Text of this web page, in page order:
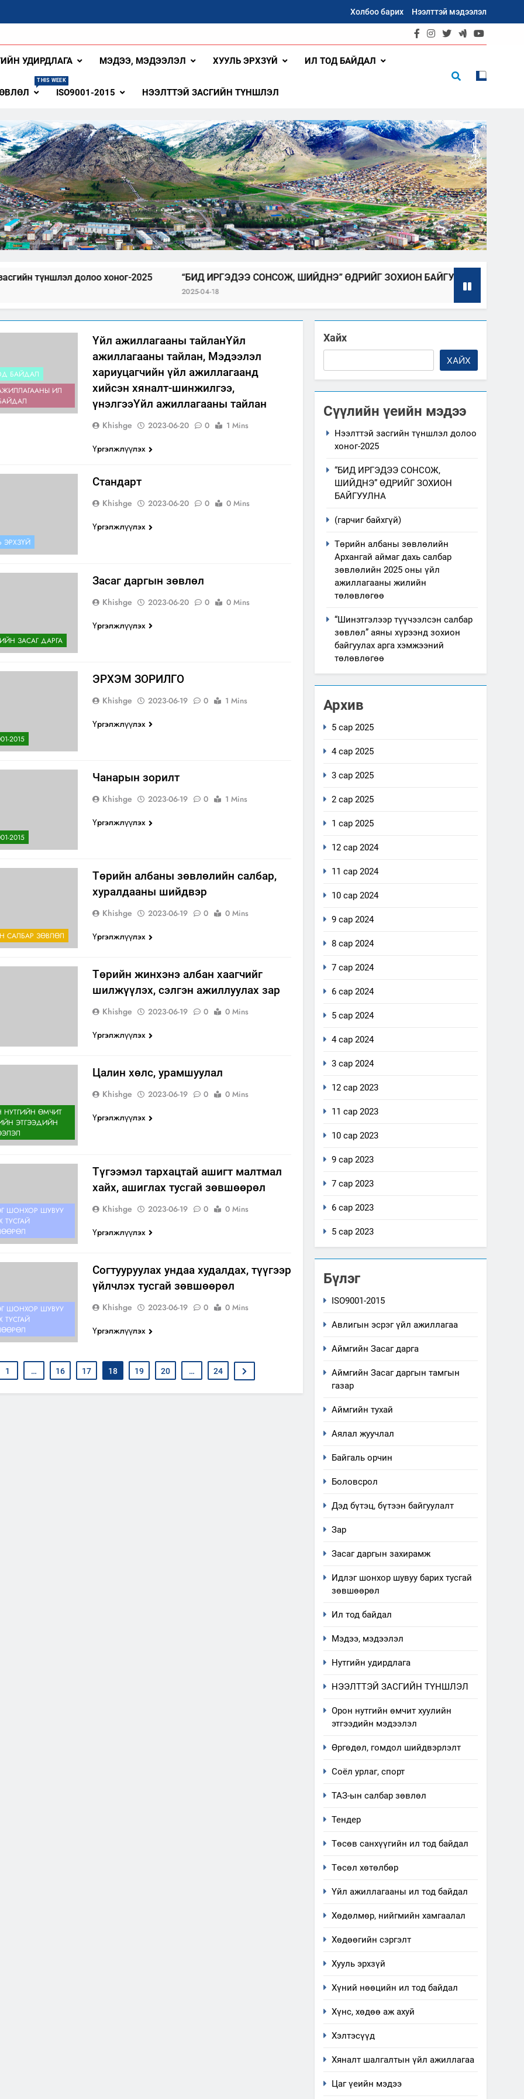
Холбоо барих Нээлттэй мэдээлэл
Аймаг
УДИРДЛАГА МЭДЭЭ, МЭДЭЭЛЭЛ ХУУЛЬ ЭРХЗҮЙ ИЛ ТОД БАЙДАЛ
THIS WEEK
ISO9001-2015 НЭЭЛТТЭЙ ЗАСГИЙН ТҮНШЛЭЛ
долоо хоног-2025 “БИД ИРГЭДЭЭ СОНСОЖ, ШИЙДНЭ” ӨДРИЙГ ЗОХИОН БАЙГУУЛНА 2025-04-08
БАЙДАЛ
ИЛ
Үйл ажиллагааны тайланҮйл
ажиллагааны тайлан, Мэдээлэл
хариуцагчийн үйл ажиллагаанд
хийсэн хяналт-шинжилгээ,
үнэлгээҮйл ажиллагааны тайлан
Khishge 2023-06-20 0 1 Mins
Үргэлжлүүлэх
ЭРХЗҮЙ
Стандарт
Khishge 2023-06-20 0 0 Mins
Үргэлжлүүлэх
ЗАСАГ ДАРГА
Засаг даргын зөвлөл
Khishge 2023-06-20 0 0 Mins
Үргэлжлүүлэх
2015
ЭРХЭМ ЗОРИЛГО
Khishge 2023-06-19 0 1 Mins
Үргэлжлүүлэх
2015
Чанарын зорилт
Khishge 2023-06-19 0 1 Mins
Үргэлжлүүлэх
САЛБАР ЗӨВЛӨЛ
Төрийн албаны зөвлөлийн салбар,
хуралдааны шийдвэр
Khishge 2023-06-19 0 0 Mins
Үргэлжлүүлэх
Төрийн жинхэнэ албан хаагчийг
шилжүүлэх, сэлгэн ажиллуулах зар
Khishge 2023-06-19 0 0 Mins
Үргэлжлүүлэх
НУТГИЙН ӨМЧИТ
ЭТГЭЭДИЙН
Цалин хөлс, урамшуулал
Khishge 2023-06-19 0 0 Mins
Үргэлжлүүлэх
ШОНХОР ШУВУУ
ТУСГАЙ
Түгээмэл тархацтай ашигт малтмал
хайх, ашиглах тусгай зөвшөөрөл
Khishge 2023-06-19 0 0 Mins
Үргэлжлүүлэх
ШОНХОР ШУВУУ
ТУСГАЙ
Согтууруулах ундаа худалдах, түүгээр
үйлчлэх тусгай зөвшөөрөл
Khishge 2023-06-19 0 0 Mins
Үргэлжлүүлэх
1 … 16 17 18 19 20 … 24
Хайх
ХАЙХ
Сүүлийн үеийн мэдээ
Нээлттэй засгийн түншлэл долоо
хоног-2025
“БИД ИРГЭДЭЭ СОНСОЖ,
ШИЙДНЭ” ӨДРИЙГ ЗОХИОН
БАЙГУУЛНА
(гарчиг байхгүй)
Төрийн албаны зөвлөлийн
Архангай аймаг дахь салбар
зөвлөлийн 2025 оны үйл
ажиллагааны жилийн
төлөвлөгөө
“Шинэтгэлээр түүчээлсэн салбар
зөвлөл” аяны хүрээнд зохион
байгуулах арга хэмжээний
төлөвлөгөө
Архив
5 сар 2025
4 сар 2025
3 сар 2025
2 сар 2025
1 сар 2025
12 сар 2024
11 сар 2024
10 сар 2024
9 сар 2024
8 сар 2024
7 сар 2024
6 сар 2024
5 сар 2024
4 сар 2024
3 сар 2024
12 сар 2023
11 сар 2023
10 сар 2023
9 сар 2023
7 сар 2023
6 сар 2023
5 сар 2023
Бүлэг
ISO9001-2015
Авлигын эсрэг үйл ажиллагаа
Аймгийн Засаг дарга
Аймгийн Засаг даргын тамгын
газар
Аймгийн тухай
Аялал жуучлал
Байгаль орчин
Боловсрол
Дэд бүтэц, бүтээн байгуулалт
Зар
Засаг даргын захирамж
Идлэг шонхор шувуу барих тусгай
зөвшөөрөл
Ил тод байдал
Мэдээ, мэдээлэл
Нутгийн удирдлага
НЭЭЛТТЭЙ ЗАСГИЙН ТҮНШЛЭЛ
Орон нутгийн өмчит хуулийн
этгээдийн мэдээлэл
Өргөдөл, гомдол шийдвэрлэлт
Соёл урлаг, спорт
ТАЗ-ын салбар зөвлөл
Тендер
Төсөв санхүүгийн ил тод байдал
Төсөл хөтөлбөр
Үйл ажиллагааны ил тод байдал
Хөдөлмөр, нийгмийн хамгаалал
Хөдөөгийн сэргэлт
Хууль эрхзүй
Хүний нөөцийн ил тод байдал
Хүнс, хөдөө аж ахуй
Хэлтэсүүд
Хяналт шалгалтын үйл ажиллагаа
Цаг үеийн мэдээ
салбар зөвлөл” аяны
арга хэмжээний төлөвлөгөө
ТАЗ-ЫН САЛБАР ЗӨВЛӨЛ
Санхүүгийн тайланд хийсэн
аудитын дүгнэлт
Үйл ажиллагаандаа мөрдөж
Мэдээлэл хариуцагчийн
ажиллагаа, үйлдвэрлэл,
техник, технологийн хүн,
мал, амьтны эрүүл мэнд,
буюу үзүүлж байгаа
ИЛ ТОД БАЙДАЛ
долоо хоног-2025
НЭЭЛТТЭЙ ЗАСГИЙН ТҮНШЛЭЛ